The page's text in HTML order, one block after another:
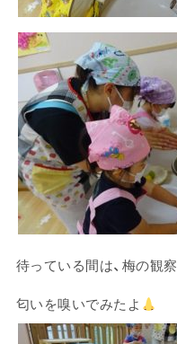
待っている間は、梅の観察
匂いを嗅いでみたよ